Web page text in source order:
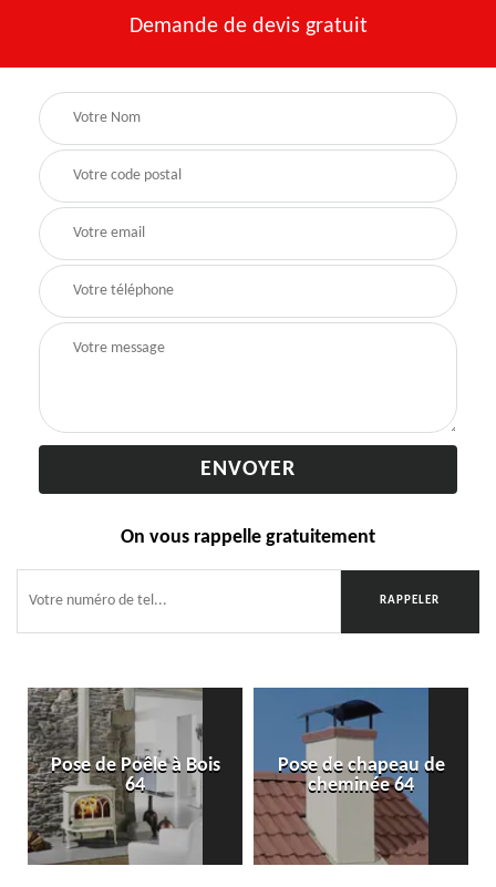
Demande de devis gratuit
On vous rappelle gratuitement
Pose de Poêle à Bois
64
Pose de chapeau de
cheminée 64